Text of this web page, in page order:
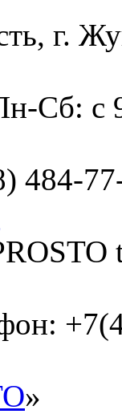
г.
Сб: с
484-
»